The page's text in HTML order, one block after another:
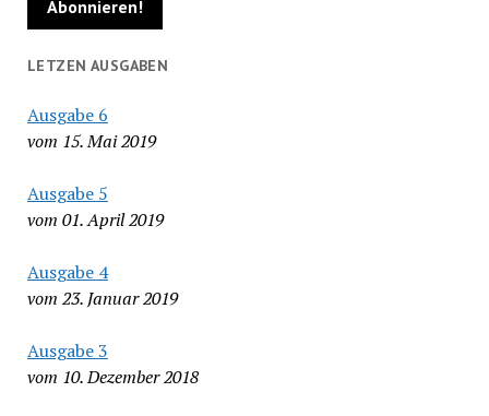
LETZEN AUSGABEN
Ausgabe 6
vom 15. Mai 2019
Ausgabe 5
vom 01. April 2019
Ausgabe 4
vom 23. Januar 2019
Ausgabe 3
vom 10. Dezember 2018